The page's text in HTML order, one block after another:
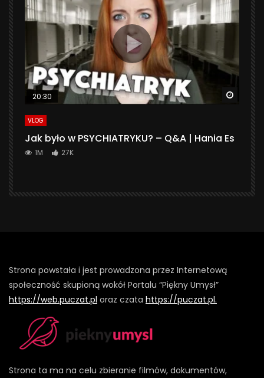
20:30
VLOG
Jak było w PSYCHIATRYKU? – Q&A | Hania Es
1M 27K
Strona powstała i jest prowadzona przez Internetową
społeczność skupioną wokół Portalu “Piękny Umysł”
https://web.puczat.pl oraz czata https://puczat.pl.
Strona ta ma na celu zbieranie filmów, dokumentów,